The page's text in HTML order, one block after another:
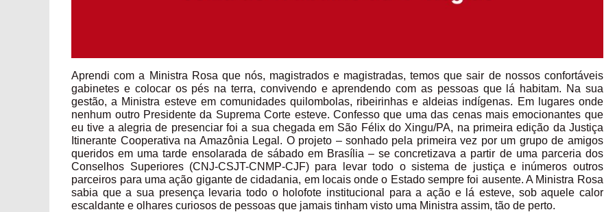
Aprendi com a Ministra Rosa que nós, magistrados e magistradas, temos que sair de nossos confortáveis
gabinetes e colocar os pés na terra, convivendo e aprendendo com as pessoas que lá habitam. Na sua
gestão, a Ministra esteve em comunidades quilombolas, ribeirinhas e aldeias indígenas. Em lugares onde
nenhum outro Presidente da Suprema Corte esteve. Confesso que uma das cenas mais emocionantes que
eu tive a alegria de presenciar foi a sua chegada em São Félix do Xingu/PA, na primeira edição da Justiça
Itinerante Cooperativa na Amazônia Legal. O projeto – sonhado pela primeira vez por um grupo de amigos
queridos em uma tarde ensolarada de sábado em Brasília – se concretizava a partir de uma parceria dos
Conselhos Superiores (CNJ-CSJT-CNMP-CJF) para levar todo o sistema de justiça e inúmeros outros
parceiros para uma ação gigante de cidadania, em locais onde o Estado sempre foi ausente. A Ministra Rosa
sabia que a sua presença levaria todo o holofote institucional para a ação e lá esteve, sob aquele calor
escaldante e olhares curiosos de pessoas que jamais tinham visto uma Ministra assim, tão de perto.